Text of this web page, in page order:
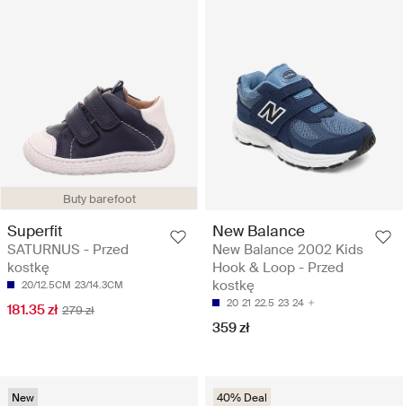
Buty barefoot
Superfit
SATURNUS - Przed
kostkę
20/12.5CM 23/14.3CM
181.35 zł 279 zł
New Balance
New Balance 2002 Kids
Hook & Loop - Przed
kostkę
20 21 22.5 23 24
359 zł
New 40% Deal